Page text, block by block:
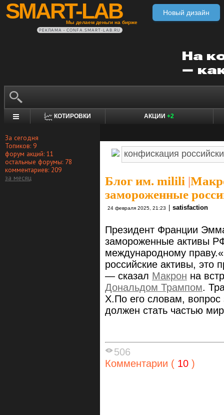
SMART-LAB
Мы делаем деньги на бирже
Новый дизайн
РЕКЛАМА • CONFA.SMART-LAB.RU
КОТИРОВКИ АКЦИИ +2
За сегодня
Топиков: 9
форум акций: 11
остальные форумы: 78
комментариев: 209
за месяц
Блог им. milili |
замороженные
24 февраля 2025, 21:23 satisfaction
Президент Франции
замороженные активы
международному
российские активы, это
— сказал Макрон на
Дональдом Трампом.
Х.По его словам, вопрос
должен стать частью
506
Комментарии ( 10 )